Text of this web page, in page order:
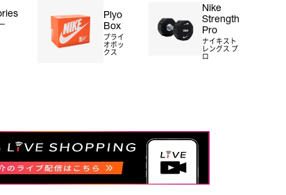
Plyo
Box
プライ
オボッ
クス
Nike
Strength
Pro
ナイキスト
レングス プ
ロ